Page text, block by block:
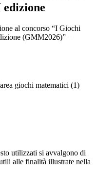
al concorso “I Giochi
(GMM2026)” –
giochi matematici (1)
utilizzati si avvalgono di
alle finalità illustrate nella